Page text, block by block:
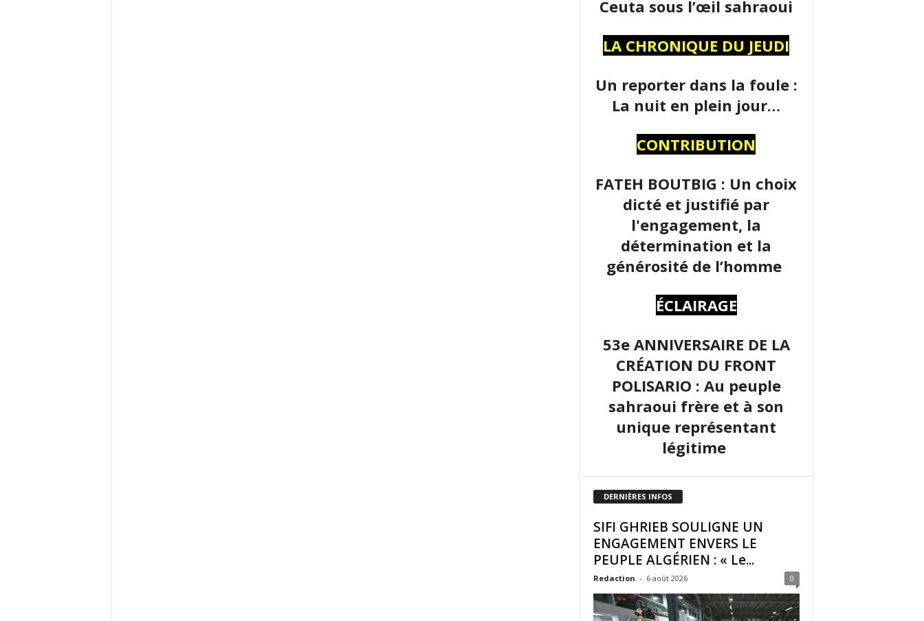
Ceuta sous l’œil sahraoui
LA CHRONIQUE DU JEUDI
Un reporter dans la foule :
La nuit en plein jour…
CONTRIBUTION
FATEH BOUTBIG : Un choix
dicté et justifié par
l'engagement, la
détermination et la
générosité de l’homme
ÉCLAIRAGE
53e ANNIVERSAIRE DE LA
CRÉATION DU FRONT
POLISARIO : Au peuple
sahraoui frère et à son
unique représentant
légitime
DERNIÈRES INFOS
SIFI GHRIEB SOULIGNE UN
ENGAGEMENT ENVERS LE
PEUPLE ALGÉRIEN : « Le...
Redaction - 6 août 2026 0